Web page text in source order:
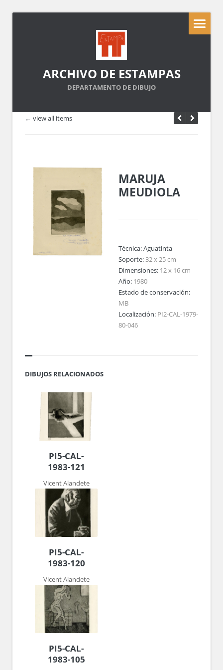
ARCHIVO DE ESTAMPAS
DEPARTAMENTO DE DIBUJO
← view all items
MARUJA
MEUDIOLA
Técnica:Aguatinta
Soporte:32 x 25 cm
Dimensiones: 12 x 16 cm
Año: 1980
Estado de conservación:
MB
Localización: PI2-CAL-1979-
80-046
DIBUJOS RELACIONADOS
PI5-CAL-
1983-121
Vicent Alandete
PI5-CAL-
1983-120
Vicent Alandete
PI5-CAL-
1983-105